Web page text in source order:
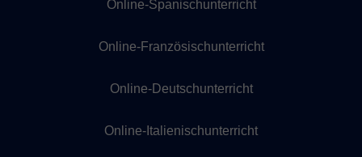
Online-Spanischunterricht
Online-Französischunterricht
Online-Deutschunterricht
Online-Italienischunterricht